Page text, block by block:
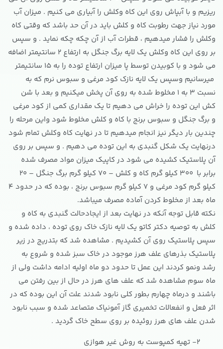
ریزیم و با آبپاش روی این کاه وکلش را آبیاری می کنیم . میزان آب
مورد نیاز جهت رطوبت کاه و کلش باید در آن حد باشد که وقتی کاه
وکلش را فشار میدهیم ، قطرات آب از آن چکه چکه نماید . و سپس
بر روی این کاه وکلش یک لایه برگ جنگل به ارتفاع 2 سانتیمتر اضافه
می شود و با کوبیدن توسط پا میزان ارتفاع توده را به 15 سانتیمتر
میرسانیم وسپس یک لایه نازک کود مرغی و سبوس نرم که به
نسبت 3 به 1 مخلوط شده به روی آن پخش میکنیم و بعد با شن
کش این توده را خراش می دهیم تا یک مقداری کمی از کود مرغی
و برگ جنگل و سبوس برنج با کاه و کلش مخلوط شود واین مرحله را
چندین بار دیگر نیز انجام میدهیم تا در نهایت کاه وکلش تمام شود
درنهایت یک شکل گنبدی به این توده می دهیم . و سپس بر روی
آن پلاستیک کشیده می شود در کاپیک میزان مواد مصرف شده
برابر با 300 کیلو گرم کاه و کلش – 70 کیلو گرم برگ جنگل – 20
کیلو گرم کود مرغی و 7 کیلو گرم سبوس برنج ، بوده که در حدود 4
ماه بعد از مخلوط کردن آماده مصرف میباشد.
نکته قابل توجه آنکه در نهایت بعد از ایجادحالت گنبدی به کاه و
کلش به توصیه دکتر کاتو یک لایه نازک خاک روی توده ، داده شده و
سپس پلاستیک روی آن کشیدیم . مشاهده شد که بتدریج در زیر
پلاستیک بذرهای علف هرز موجود در خاک سبز شده و شروع به
رشد ونمو کردند این عمل تا حدود دو ماه اولیه ادامه داشت ولی از
ماه سوم مشاهده شد که علف های هرز در حال از بین رفتن می
باشند و درماه چهارم بطور کلی نابود شدند علت آن این بوده که در
اثر فعل و انفعالات تخمیری گاز آمونیاک متصاعد شده و سبب نابود
شدن علف های هرز روئیده بر روی سطح خاک گردید .